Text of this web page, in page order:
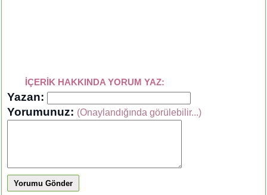
İÇERİK HAKKINDA YORUM YAZ:
Yazan:
Yorumunuz: (Onaylandığında görülebilir...)
Yorumu Gönder